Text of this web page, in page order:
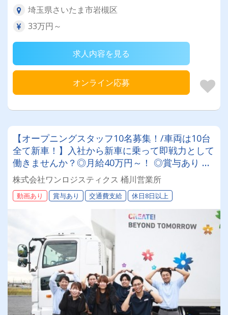
埼玉県さいたま市岩槻区
33万円～
求人内容を見る
オンライン応募
【オープニングスタッフ10名募集！/車両は10台
全て新車！】入社から新車に乗って即戦力として
働きませんか？◎月給40万円～！ ◎賞与あり ◎
親孝行/子供手当あり(支給条件あり) ★長距離一
切ナシの地場配送！ ★積み降ろしはカゴ・パレ
ット中心でラクラク！
株式会社ワンロジスティクス 桶川営業所
動画あり 賞与あり 交通費支給 休日8日以上